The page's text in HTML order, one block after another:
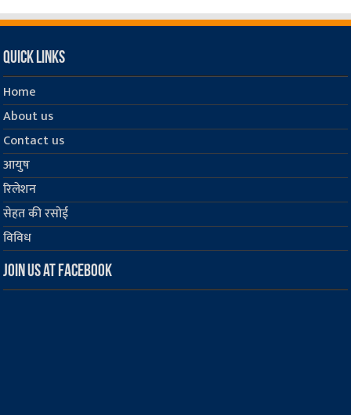
Quick Links
Home
About us
Contact us
आयुष
रिलेशन
सेहत की रसोई
विविध
Join us at Facebook